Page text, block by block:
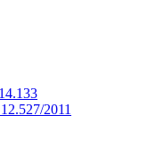
2011